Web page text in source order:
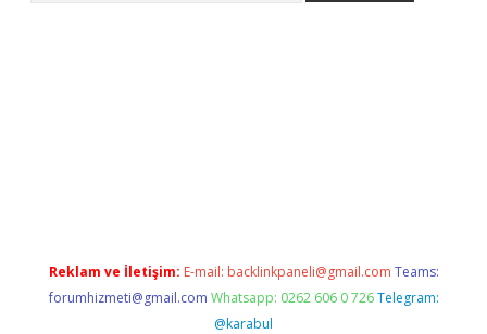
Reklam ve İletişim: E-mail: backlinkpaneli@gmail.com Teams:
forumhizmeti@gmail.com Whatsapp: 0262 606 0 726 Telegram:
@karabul